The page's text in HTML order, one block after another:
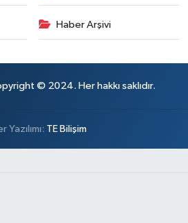
Haber Arşivi
© 2024. Her hakkı saklıdır.
Yazılımı: TE Bilişim